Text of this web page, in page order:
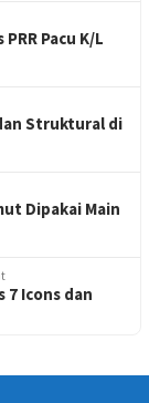
Pacu K/L
Struktural di
Dipakai Main
7 Icons dan